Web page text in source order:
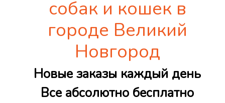
собак и кошек в
городе Великий
Новгород
Новые заказы каждый день
Все абсолютно бесплатно